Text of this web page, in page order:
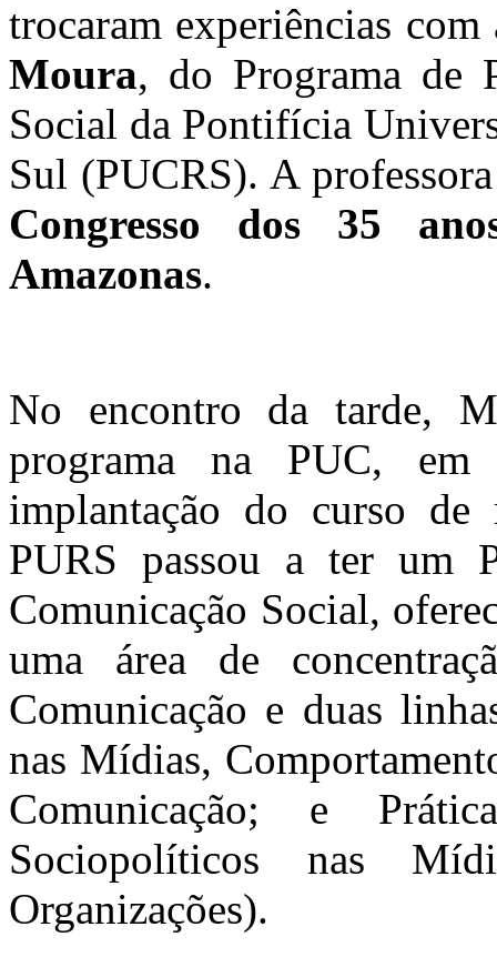
trocaram experiências
Moura, do Programa de
Social da Pontifícia
Sul (PUCRS). A
Congresso dos 35
Amazonas.
No encontro da tarde,
programa na PUC,
implantação do curso de
PURS passou a ter um
Comunicação Social,
uma área de
Comunicação e duas
nas Mídias,
Comunicação; e
Sociopolíticos nas
Organizações).